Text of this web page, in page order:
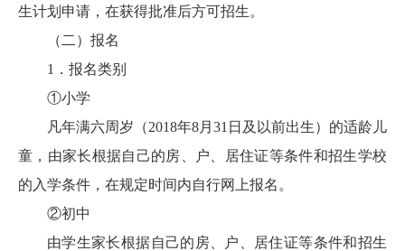
生计划申请，在获得批准后方可招生。
（二）报名
1．报名类别
①小学
凡年满六周岁（2018年8月31日及以前出生）的适龄儿
童，由家长根据自己的房、户、居住证等条件和招生学校
的入学条件，在规定时间内自行网上报名。
②初中
由学生家长根据自己的房、户、居住证等条件和招生